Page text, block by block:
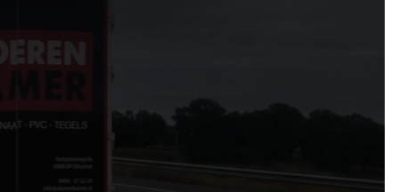
te bieden en om ons
die u aan ze heeft